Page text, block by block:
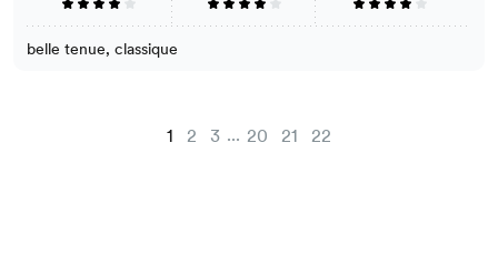
belle tenue, classique
1 2 3 ... 20 21 22